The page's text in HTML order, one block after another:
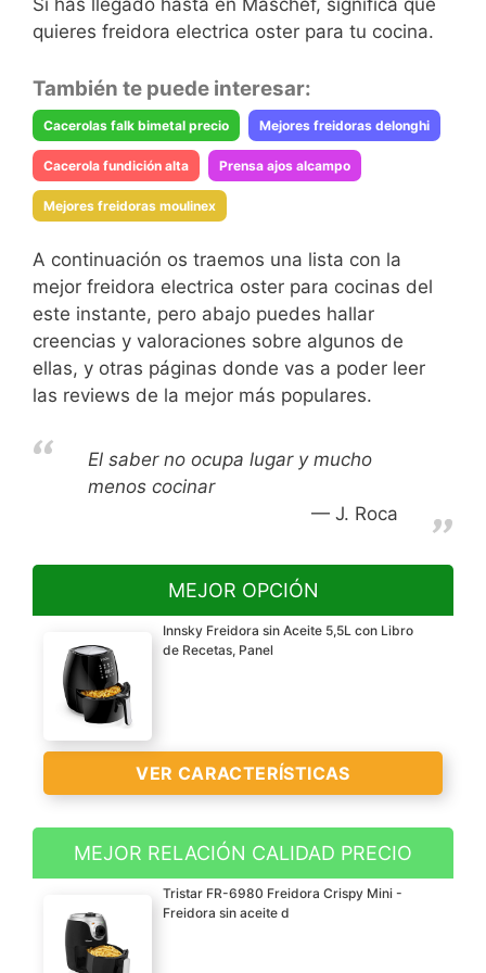
Si has llegado hasta en Maschef, significa que
quieres freidora electrica oster para tu cocina.
También te puede interesar:
Cacerolas falk bimetal precio Mejores freidoras delonghi
Cacerola fundición alta Prensa ajos alcampo
Mejores freidoras moulinex
A continuación os traemos una lista con la
mejor freidora electrica oster para cocinas del
este instante, pero abajo puedes hallar
creencias y valoraciones sobre algunos de
ellas, y otras páginas donde vas a poder leer
las reviews de la mejor más populares.
El saber no ocupa lugar y mucho
menos cocinar
J. Roca
MEJOR OPCIÓN
Innsky Freidora sin Aceite 5,5L con Libro
de Recetas, Panel
VER CARACTERÍSTICAS
?Gran capacidad de 5,5L
y potencia de 1700W?
Suficientemente grande
con la que podrás cocinar
MEJOR RELACIÓN CALIDAD PRECIO
Tristar FR-6980 Freidora Crispy Mini -
Freidora sin aceite d